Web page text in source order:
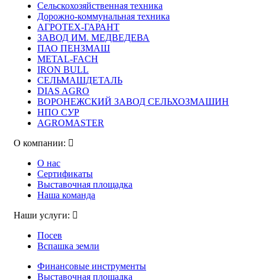
Сельскохозяйственная техника
Дорожно-коммунальная техника
АГРОТЕХ-ГАРАНТ
ЗАВОД ИМ. МЕДВЕДЕВА
ПАО ПЕНЗМАШ
METAL-FACH
IRON BULL
СЕЛЬМАШДЕТАЛЬ
DIAS AGRO
ВОРОНЕЖСКИЙ ЗАВОД СЕЛЬХОЗМАШИН
НПО СУР
AGROMASTER
О компании:
О нас
Сертификаты
Выставочная площадка
Наша команда
Наши услуги:
Посев
Вспашка земли
Финансовые инструменты
Выставочная площадка